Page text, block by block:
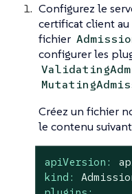
Configurez le
certificat client
fichier
configurer les
Créez un fichier
le contenu
apiVersion:
kind: